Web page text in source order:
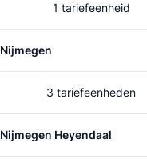
1 tariefeenheid
Nijmegen
3 tariefeenheden
Nijmegen Heyendaal